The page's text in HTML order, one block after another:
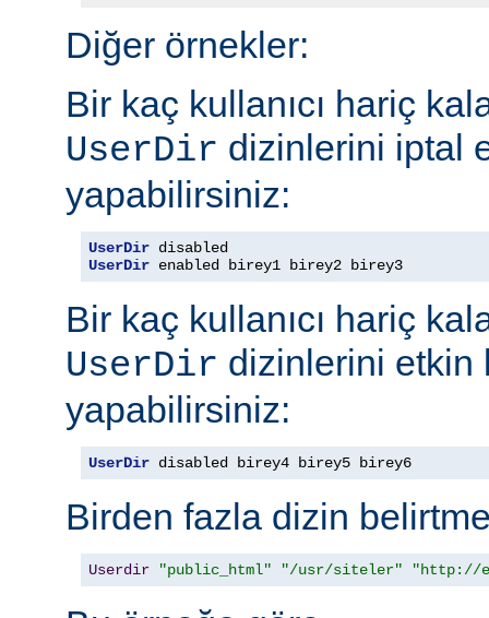
Diğer örnekler:
Bir kaç kullanıcı hariç
UserDir dizinlerini iptal
yapabilirsiniz:
UserDir
UserDir enabled birey1 birey2 birey3
Bir kaç kullanıcı hariç
UserDir dizinlerini etkin
yapabilirsiniz:
UserDir disabled birey4 birey5 birey6
Birden fazla dizin
Userdir "public_html" "/usr/siteler" "http://